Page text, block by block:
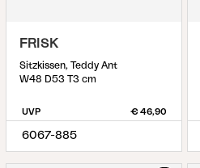
FRISK
Sitzkissen, Teddy Ant
W48 D53 T3 cm
UVP € 46,90
6067-885